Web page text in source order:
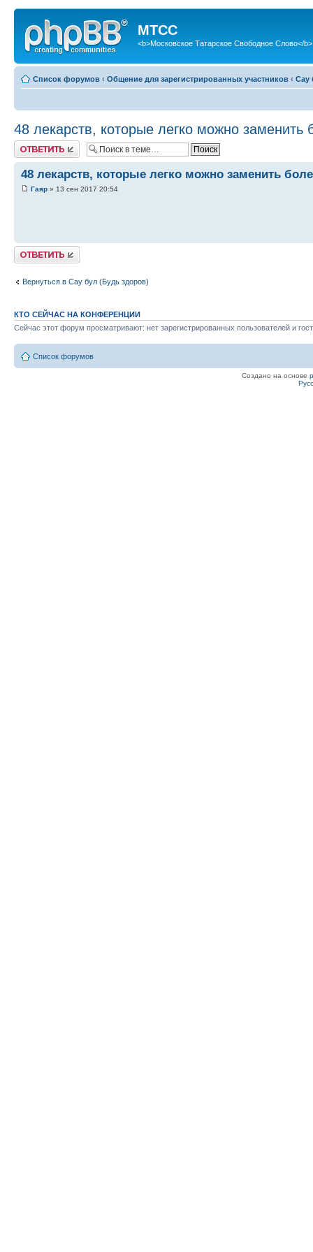
МТСС
<b>Московское Татарское Свободное Слово</b>
Список форумов ‹ Общение для зарегистрированных участников ‹ Сау
48 лекарств, которые легко можно
Ответить
48 лекарств, которые легко можно заменить
Гаяр » 13 сен 2017 20:54
Ответить
Вернуться в Сау бул (Будь здоров)
КТО СЕЙЧАС НА КОНФЕРЕНЦИИ
Сейчас этот форум просматривают: нет зарегистрированных пользователей и
Список форумов
Создано на основе